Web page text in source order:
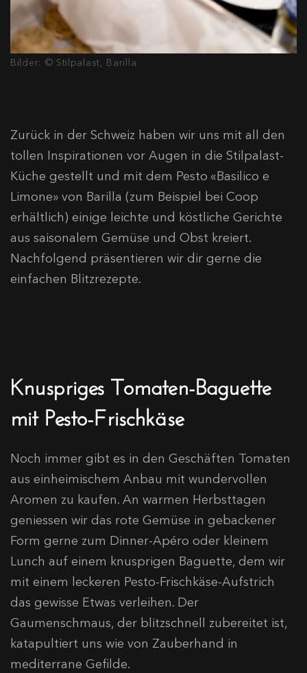
Bilder: © Stilpalast, Barilla
Zurück in der Schweiz haben wir uns mit all den
tollen Inspirationen vor Augen in die Stilpalast-
Küche gestellt und mit dem Pesto «Basilico e
Limone» von Barilla (zum Beispiel bei Coop
erhältlich) einige leichte und köstliche Gerichte
aus saisonalem Gemüse und Obst kreiert.
Nachfolgend präsentieren wir dir gerne die
einfachen Blitzrezepte.
Knuspriges Tomaten-Baguette
mit Pesto-Frischkäse
Noch immer gibt es in den Geschäften Tomaten
aus einheimischem Anbau mit wundervollen
Aromen zu kaufen. An warmen Herbsttagen
geniessen wir das rote Gemüse in gebackener
Form gerne zum Dinner-Apéro oder kleinem
Lunch auf einem knusprigen Baguette, dem wir
mit einem leckeren Pesto-Frischkäse-Aufstrich
das gewisse Etwas verleihen. Der
Gaumenschmaus, der blitzschnell zubereitet ist,
katapultiert uns wie von Zauberhand in
mediterrane Gefilde.